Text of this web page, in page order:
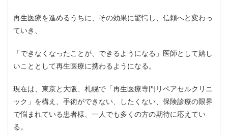
再生医療を進めるうちに、その効果に驚愕し、信頼へと変わっ
ていき、
「できなくなったことが、できるようになる」医師として嬉し
いこととして再生医療に携わるようになる。
現在は、東京と大阪、札幌で「再生医療専門リペアセルクリニ
ック」を構え、手術ができない、したくない、保険診療の限界
で悩まれている患者様、一人でも多くの方の期待に応えてい
る。